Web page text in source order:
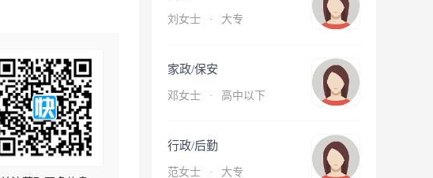
刘女士 · 大专
家政/保安
邓女士 · 高中以下
行政/后勤
范女士 · 大专